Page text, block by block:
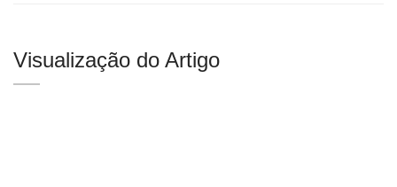
Visualização do Artigo